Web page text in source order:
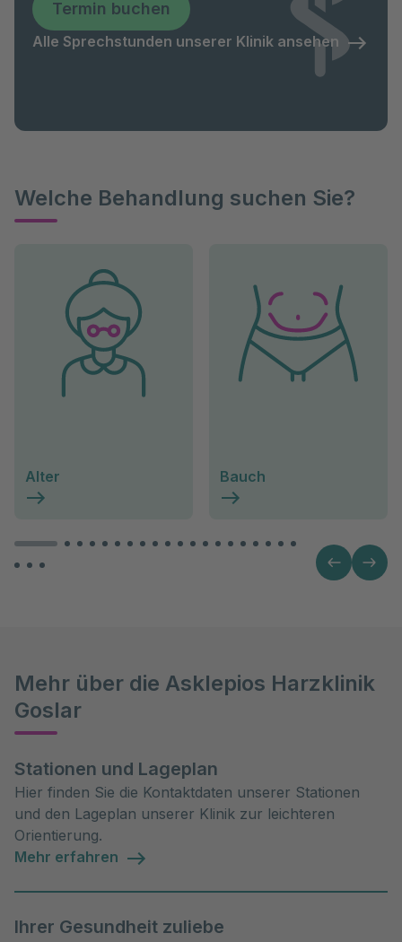
Termin buchen
Alle Sprechstunden unserer Klinik ansehen
Welche Behandlung suchen Sie?
Alter Bauch
Mehr über die Asklepios Harzklinik
Goslar
Stationen und Lageplan
Hier finden Sie die Kontaktdaten unserer Stationen
und den Lageplan unserer Klinik zur leichteren
Orientierung.
Mehr erfahren
Ihrer Gesundheit zuliebe